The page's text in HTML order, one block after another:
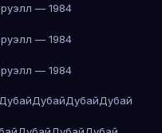
— 1984
— 1984
— 1984
ДубайДубайДубай